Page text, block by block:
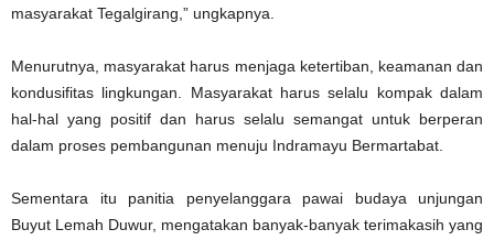
masyarakat Tegalgirang,” ungkapnya.
Menurutnya, masyarakat harus menjaga ketertiban, keamanan dan
kondusifitas lingkungan. Masyarakat harus selalu kompak dalam
hal-hal yang positif dan harus selalu semangat untuk berperan
dalam proses pembangunan menuju Indramayu Bermartabat.
Sementara itu panitia penyelanggara pawai budaya unjungan
Buyut Lemah Duwur, mengatakan banyak-banyak terimakasih yang